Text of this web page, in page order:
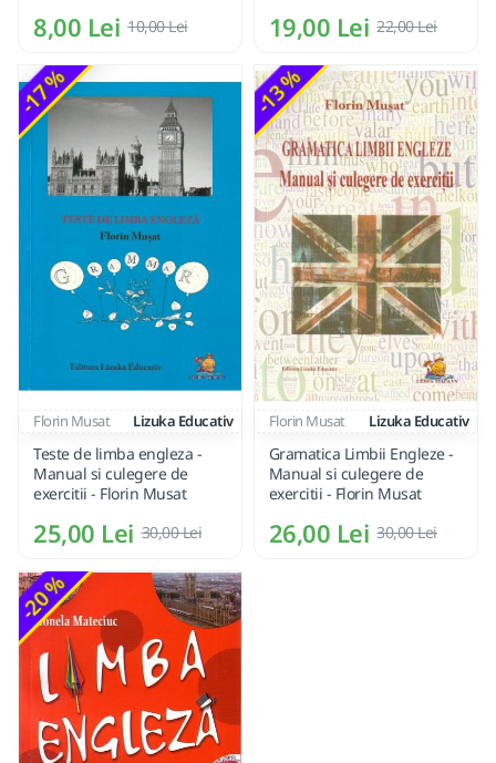
8,00 Lei 10,00 Lei 19,00 Lei 22,00 Lei
-17 %
Florin Musat Lizuka Educativ
Teste de limba engleza -
Manual si culegere de
exercitii - Florin Musat
25,00 Lei 30,00 Lei
-13 %
Florin Musat Lizuka Educativ
Gramatica Limbii Engleze -
Manual si culegere de
exercitii - Florin Musat
26,00 Lei 30,00 Lei
-20 %